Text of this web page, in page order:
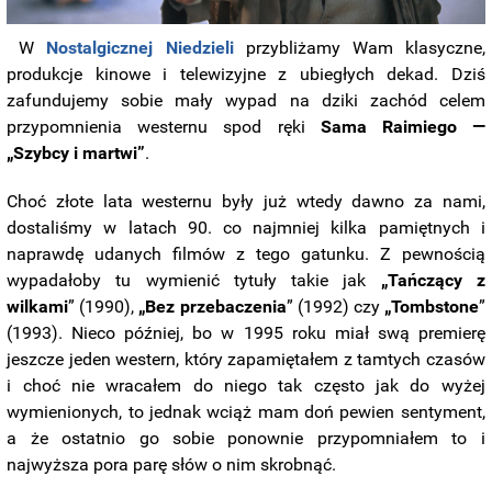
W Nostalgicznej Niedzieliprzybliżamy Wam klasyczne,
produkcje kinowe i telewizyjne z ubiegłych dekad. Dziś
zafundujemy sobie mały wypad na dziki zachód celem
przypomnienia westernu spod ręki Sama Raimiego —
„Szybcy i martwi”.
Choć złote lata westernu były już wtedy dawno za nami,
dostaliśmy w latach 90. co najmniej kilka pamiętnych i
naprawdę udanych filmów z tego gatunku. Z pewnością
wypadałoby tu wymienić tytuły takie jak „Tańczący z
wilkami” (1990), „Bez przebaczenia” (1992) czy „Tombstone”
(1993). Nieco później, bo w 1995 roku miał swą premierę
jeszcze jeden western, który zapamiętałem z tamtych czasów
i choć nie wracałem do niego tak często jak do wyżej
wymienionych, to jednak wciąż mam doń pewien sentyment,
a że ostatnio go sobie ponownie przypomniałem to i
najwyższa pora parę słów o nim skrobnąć.